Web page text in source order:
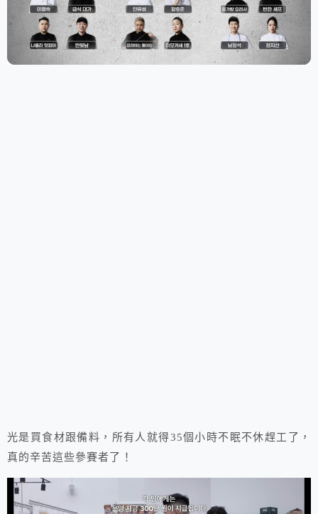
光是買食材跟備料，所有人就得35個小時不眠不休趕工了，
真的辛苦這些參賽者了！